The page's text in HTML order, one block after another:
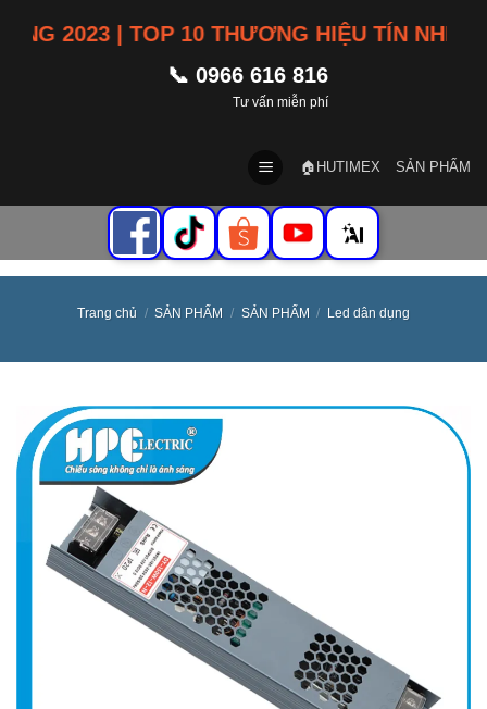
2023 | TOP 10 THƯƠNG HIỆU TÍN NHIỆM
📞 0966 616 816
Tư vấn miễn phí
🏠HUTIMEX SẢN PHẨM
Trang chủ / SẢN PHẨM / SẢN PHẨM / Led dân dụng